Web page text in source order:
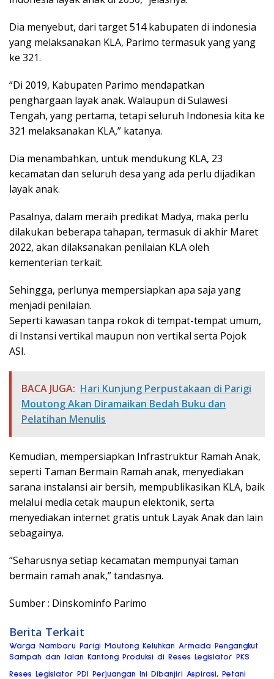
Dia menyebut, dari target 514 kabupaten di indonesia
yang melaksanakan KLA, Parimo termasuk yang yang
ke 321.
“Di 2019, Kabupaten Parimo mendapatkan
penghargaan layak anak. Walaupun di Sulawesi
Tengah, yang pertama, tetapi seluruh Indonesia kita ke
321 melaksanakan KLA,” katanya.
Dia menambahkan, untuk mendukung KLA, 23
kecamatan dan seluruh desa yang ada perlu dijadikan
layak anak.
Pasalnya, dalam meraih predikat Madya, maka perlu
dilakukan beberapa tahapan, termasuk di akhir Maret
2022, akan dilaksanakan penilaian KLA oleh
kementerian terkait.
Sehingga, perlunya mempersiapkan apa saja yang
menjadi penilaian.
Seperti kawasan tanpa rokok di tempat-tempat umum,
di Instansi vertikal maupun non vertikal serta Pojok
ASI.
BACA JUGA: Hari Kunjung Perpustakaan di Parigi
Moutong Akan Diramaikan Bedah Buku dan
Pelatihan Menulis
Kemudian, mempersiapkan Infrastruktur Ramah Anak,
seperti Taman Bermain Ramah anak, menyediakan
sarana instalansi air bersih, mempublikasikan KLA, baik
melalui media cetak maupun elektonik, serta
menyediakan internet gratis untuk Layak Anak dan lain
sebagainya.
“Seharusnya setiap kecamatan mempunyai taman
bermain ramah anak,” tandasnya.
Sumber : Dinskominfo Parimo
Berita Terkait
Warga Nambaru Parigi Moutong Keluhkan Armada Pengangkut
Sampah dan Jalan Kantong Produksi di Reses Legislator PKS
Reses Legislator PDI Perjuangan Ini Dibanjiri Aspirasi, Petani